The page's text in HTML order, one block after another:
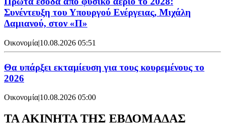
Συνέντευξη του Υπουργού Ενέργειας, Μιχάλη
Δαμιανού, στον «Π»
Οικονομία|10.08.2026 05:51
Θα υπάρξει εκταμίευση για τους κουρεμένους το
2026
Οικονομία|10.08.2026 05:00
ΤΑ ΑΚΙΝΗΤΑ ΤΗΣ ΕΒΔΟΜΑΔΑΣ